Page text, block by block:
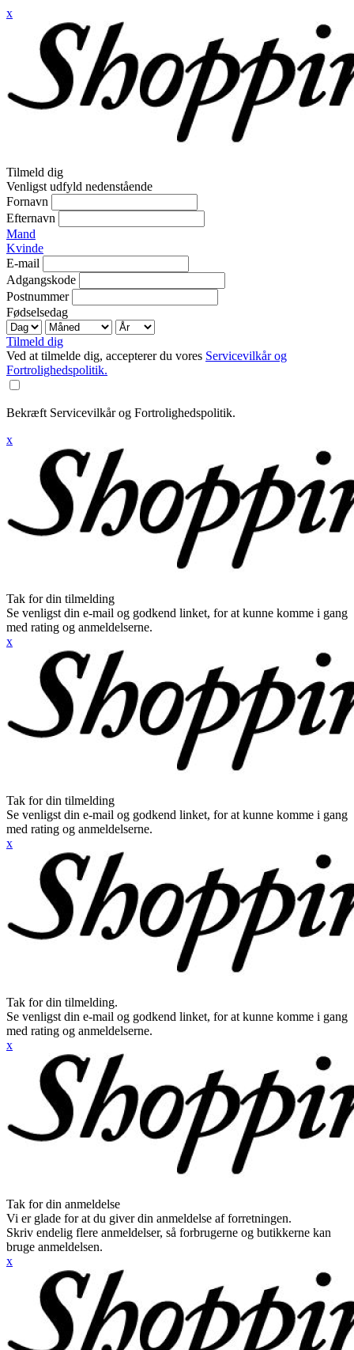
x
Tilmeld dig
Venligst udfyld nedenstående
Fornavn
Efternavn
Mand
Kvinde
E-mail
Adgangskode
Postnummer
Fødselsedag
Tilmeld dig
Ved at tilmelde dig, accepterer du vores Servicevilkår og
Fortrolighedspolitik.
Bekræft Servicevilkår og Fortrolighedspolitik.
x
Tak for din tilmelding
Se venligst din e-mail og godkend linket, for at kunne komme i gang
med rating og anmeldelserne.
x
Tak for din tilmelding
Se venligst din e-mail og godkend linket, for at kunne komme i gang
med rating og anmeldelserne.
x
Tak for din tilmelding.
Se venligst din e-mail og godkend linket, for at kunne komme i gang
med rating og anmeldelserne.
x
Tak for din anmeldelse
Vi er glade for at du giver din anmeldelse af forretningen.
Skriv endelig flere anmeldelser, så forbrugerne og butikkerne kan
bruge anmeldelsen.
x